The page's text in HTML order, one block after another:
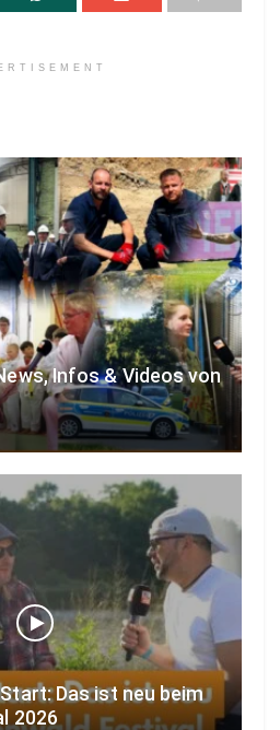
Infos & Videos von
Das ist neu beim
2026